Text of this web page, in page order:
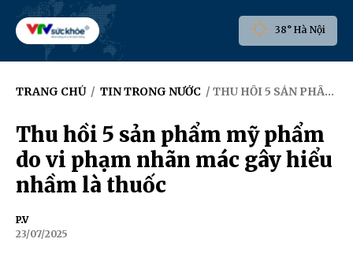
38° Hà Nội
TRANG CHỦ / TIN TRONG NƯỚC / THU HỒI 5 SẢN PHẨM MỸ PHẨM DO VI PHẠM NHÃN MÁC GÂY HIỂU NHẦM LÀ THUỐC
Thu hồi 5 sản phẩm mỹ phẩm
do vi phạm nhãn mác gây hiểu
nhầm là thuốc
P.V
23/07/2025